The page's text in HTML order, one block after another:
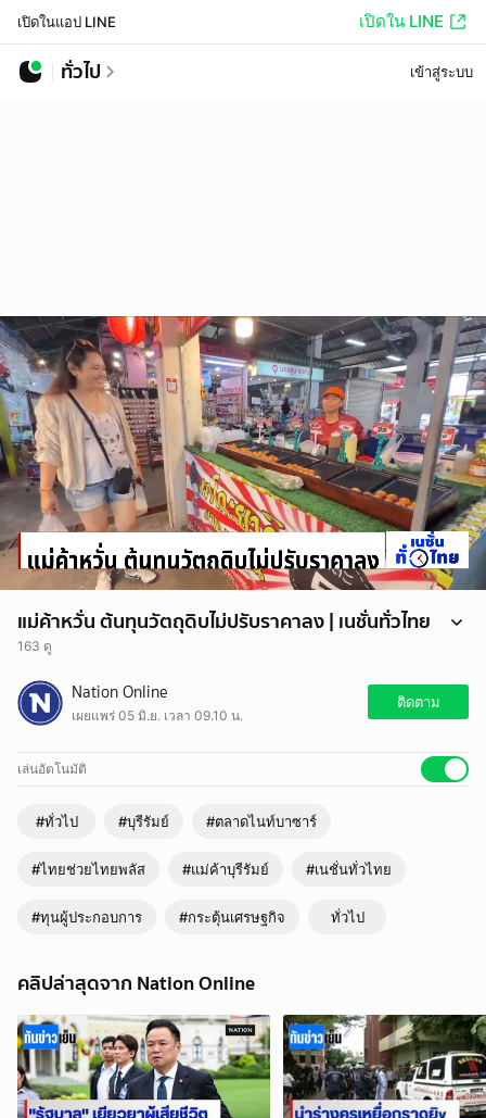
เปิดในแอป LINE เปิดใน LINE
ทั่วไป เข้าสู่ระบบ
แม่ค้าหวั่น ต้นทุนวัตถุดิบไม่ปรับราคาลง | เนชั่นทั่วไทย
163 ดู
เสียงจากแม่ค้าบุรีรัมย์! ชื่นชมโครงการ “ไทยช่วยไทยพลัส” ดันยอดขาย
พุ่ง-เงินหมุนเวียนตลาดไนท์บาซาร์คึกคัก แต่หวั่นใจต้นทุนวัตถุดิบทยอยปรับ
ราคาแพงลิ่วดักหน้าตั้งแต่ก่อนเริ่มโครงการ กังวลหลังจบมาตรการ 4 เดือน
.
#ไทยช่วยไทยพลัส #กระตุ้นเศรษฐกิจ #ตลาดไนท์บาซาร์ #แม่ค้าบุรีรัมย์
#NationTV #เนชั่นทีวี22 #อู๋สถาพร #พีรพีพรรณ
| รายการเนชั่นทั่วไทย | ทุกวันจันทร์-ศุกร์ 13.25 -14.18
| Fanpage Facebook | เนชั่นทั่วไทย
www.nationtv.tv
Nation Online
เผยแพร่ 05 มิ.ย. เวลา 09.10 น.
ติดตาม
เล่นอัตโนมัติ
#ทั่วไป #บุรีรัมย์ #ตลาดไนท์บาซาร์
#ไทยช่วยไทยพลัส #แม่ค้าบุรีรัมย์ #เนชั่นทั่วไทย
#ทุนผู้ประกอบการ #กระตุ้นเศรษฐกิจ ทั่วไป
คลิปล่าสุดจาก Nation Online